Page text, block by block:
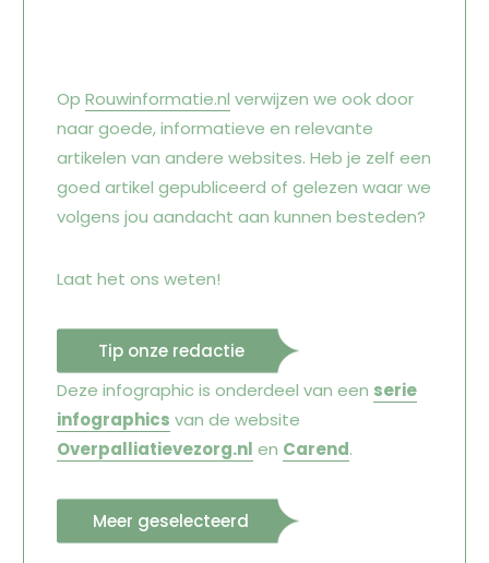
OpRouwinformatie.nl verwijzen we ook door
naar goede, informatieve en relevante
artikelen van andere websites. Heb je zelf een
goed artikel gepubliceerd of gelezen waar we
volgens jou aandacht aan kunnen besteden?
Laat het ons weten!
Tip onze redactie
Deze infographic is onderdeel van een serie
infographics van de website
Overpalliatievezorg.nl en Carend.
Meer geselecteerd